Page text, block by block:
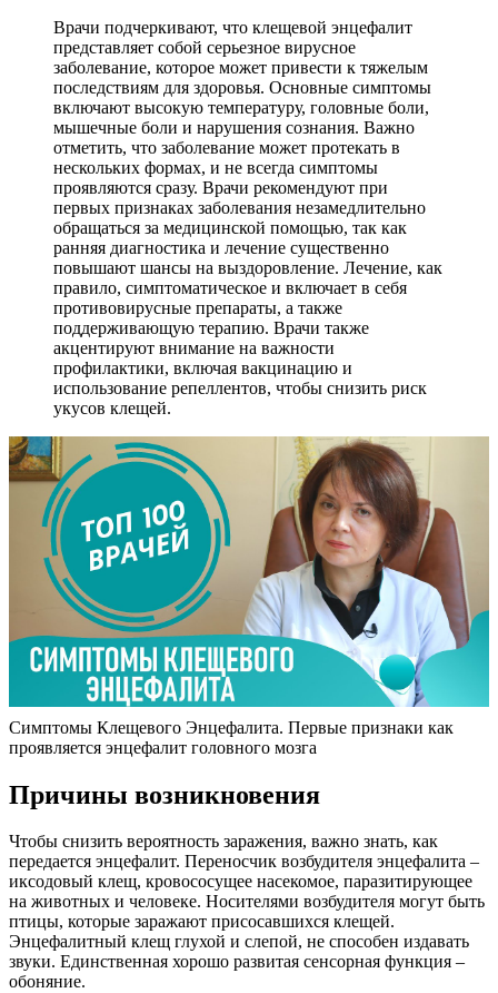
Врачи подчеркивают, что клещевой энцефалит
представляет собой серьезное вирусное
заболевание, которое может привести к тяжелым
последствиям для здоровья. Основные симптомы
включают высокую температуру, головные боли,
мышечные боли и нарушения сознания. Важно
отметить, что заболевание может протекать в
нескольких формах, и не всегда симптомы
проявляются сразу. Врачи рекомендуют при
первых признаках заболевания незамедлительно
обращаться за медицинской помощью, так как
ранняя диагностика и лечение существенно
повышают шансы на выздоровление. Лечение, как
правило, симптоматическое и включает в себя
противовирусные препараты, а также
поддерживающую терапию. Врачи также
акцентируют внимание на важности
профилактики, включая вакцинацию и
использование репеллентов, чтобы снизить риск
укусов клещей.
Симптомы Клещевого Энцефалита. Первые признаки как
проявляется энцефалит головного мозга
Причины возникновения
Чтобы снизить вероятность заражения, важно знать, как
передается энцефалит. Переносчик возбудителя энцефалита –
иксодовый клещ, кровососущее насекомое, паразитирующее
на животных и человеке. Носителями возбудителя могут быть
птицы, которые заражают присосавшихся клещей.
Энцефалитный клещ глухой и слепой, не способен издавать
звуки. Единственная хорошо развитая сенсорная функция –
обоняние.